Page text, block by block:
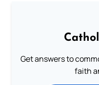
Get answers to
faith